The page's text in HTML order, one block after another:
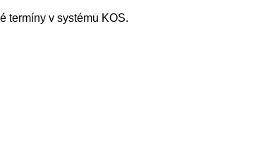
termíny v systému KOS.